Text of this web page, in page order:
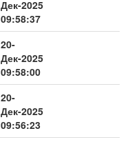
Дек-2025
09:58:37
20-
Дек-2025
09:58:00
20-
Дек-2025
09:56:23